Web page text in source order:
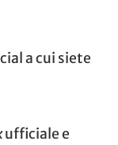
a cui siete
ufficiale e